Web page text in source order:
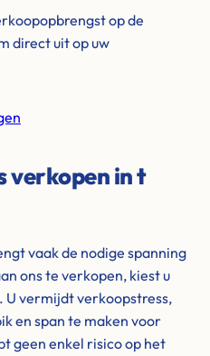
op de
direct uit op uw
verkopen in t
vaak de nodige spanning
ons te verkopen, kiest u
U vermijdt verkoopstress,
en span te maken voor
geen enkel risico op het